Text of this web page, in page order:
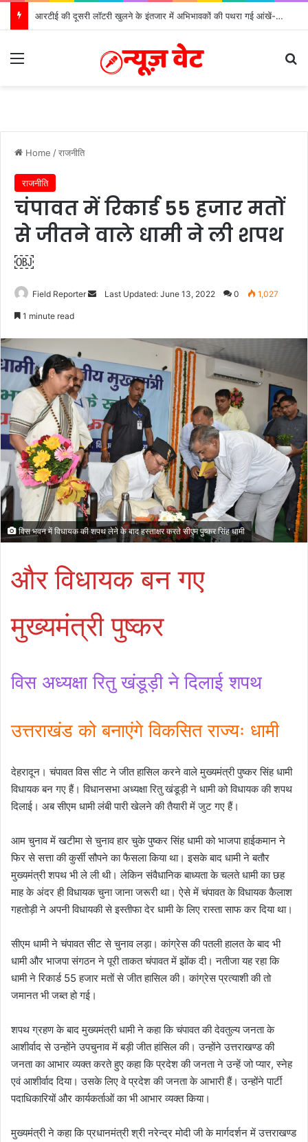
आरटीई की दूसरी लॉटरी खुलने के इंतजार में अभिभावकों की पथरा गई आंखें- मोर्चा
Menu
Home /राजनीति
राजनीति
चंपावत में रिकार्ड 55 हजार मतों
से जीतने वाले धामी ने ली शपथ
￼
Field Reporter
SendLast Updated: June 13, 2022 0 1,027
1 minute read
विस भवन में विधायक की शपथ लेने के बाद हस्ताक्षर करते सीएम पुष्कर सिंह धामी
और विधायक बन गए
मुख्यमंत्री पुष्कर
विस अध्यक्षा रितु खंडूड़ी ने दिलाई शपथ
उत्तराखंड को बनाएंगे विकसित राज्यः धामी
देहरादून। चंपावत विस सीट ने जीत हासिल करने वाले मुख्यमंत्री पुष्कर सिंह धामी
विधायक बन गए हैं। विधानसभा अध्यक्षा रितु खंडूड़ी ने धामी को विधायक की शपथ
दिलाई। अब सीएम धामी लंबी पारी खेलने की तैयारी में जुट गए हैं।
आम चुनाव में खटीमा से चुनाव हार चुके पुष्कर सिंह धामी को भाजपा हाईकमान ने
फिर से सत्ता की कुर्सी सौपने का फैसला किया था। इसके बाद धामी ने बतौर
मुख्यमंत्री शपथ भी ले ली थी। लेकिन संवैधानिक बाध्यता के चलते धामी का छह
माह के अंदर ही विधायक चुना जाना जरूरी था। ऐसे में चंपावत के विधायक कैलाश
गहतोड़ी ने अपनी विधायकी से इस्तीफा देर धामी के लिए रास्ता साफ कर दिया था।
सीएम धामी ने चंपावत सीट से चुनाव लड़ा। कांग्रेस की पतली हालत के बाद भी
धामी और भाजपा संगठन ने पूरी ताकत चंपावत में झोंक दी। नतीजा यह रहा कि
धामी ने रिकार्ड 55 हजार मतों से जीत हासिल की। कांग्रेस प्रत्याशी की तो
जमानत भी जब्त हो गई।
शपथ ग्रहण के बाद मुख्यमंत्री धामी ने कहा कि चंपावत की देवतुल्य जनता के
आशीर्वाद से उन्होंने उपचुनाव में बड़ी जीत हांसिल की। उन्होंने उत्तराखण्ड की
जनता का आभार व्यक्त करते हुए कहा कि प्रदेश की जनता ने उन्हें जो प्यार, स्नेह
एवं आशीर्वाद दिया। उसके लिए वे प्रदेश की जनता के आभारी हैं। उन्होंने पार्टी
पदाधिकारियों और कार्यकर्ताओं का भी आभार व्यक्त किया।
मुख्यमंत्री ने कहा कि प्रधानमंत्री श्री नरेन्द्र मोदी जी के मार्गदर्शन में उत्तराखण्ड